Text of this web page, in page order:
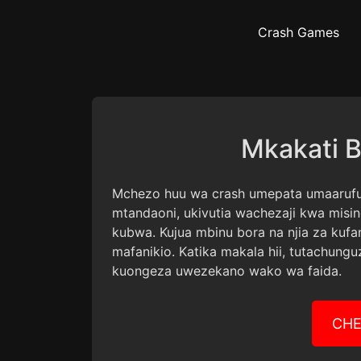
Crash Games
Mkakati
Mchezo huu wa crash umepata
mtandaoni, ukivutia wachezaji kwa
kubwa. Kujua mbinu bora na njia za
mafanikio. Katika makala hii,
kuongeza uwezekano wako wa faida.